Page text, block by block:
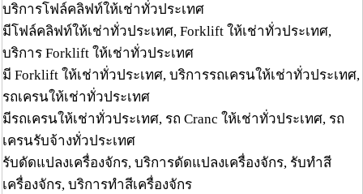
บริการโฟล์คลิฟท์ให้เช่าทั่วประเทศ
มีโฟล์คลิฟท์ให้เช่าทั่วประเทศ, Forklift ให้เช่าทั่วประเทศ,
บริการ Forklift ให้เช่าทั่วประเทศ
มี Forklift ให้เช่าทั่วประเทศ, บริการรถเครนให้เช่าทั่วประเทศ,
รถเครนให้เช่าทั่วประเทศ
มีรถเครนให้เช่าทั่วประเทศ, รถ Cranc ให้เช่าทั่วประเทศ, รถ
เครนรับจ้างทั่วประเทศ
รับดัดแปลงเครื่องจักร, บริการดัดแปลงเครื่องจักร, รับทำสี
เครื่องจักร, บริการทำสีเครื่องจักร